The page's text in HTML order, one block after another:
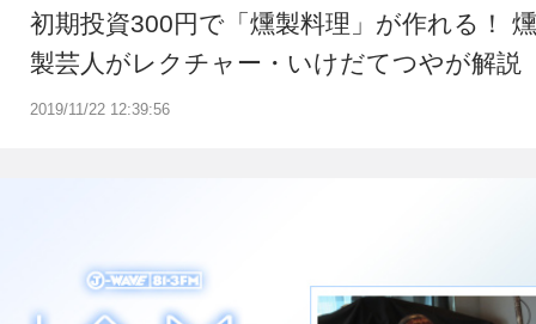
2019/11/22 12:39:56
初期投資300円で「燻製料理」が作れる！ 燻
製芸人がレクチャー・いけだてつやが解説